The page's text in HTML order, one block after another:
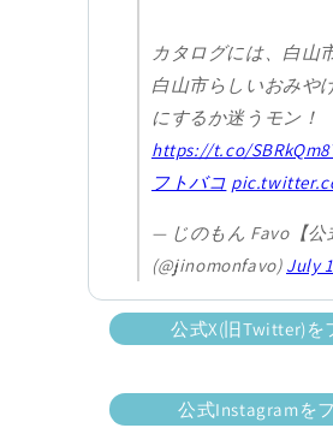
カタログには、白山
白山市らしいおみや
にするか迷うモン！
https://t.co/
フトバコ
— じのもん Favo【公
(@jinomonfavo) July
公式X(旧Twitter)を
公式Instagramを